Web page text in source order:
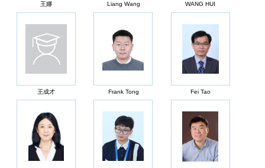
王娜 Liang Wang WANG HUI
王成才 Frank Tong Fei Tao